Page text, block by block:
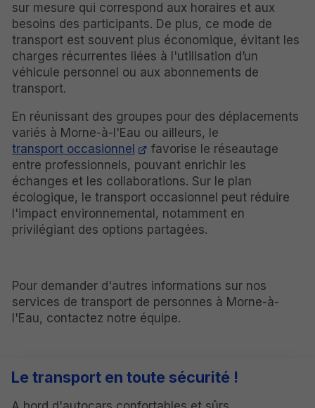
sur mesure qui correspond aux horaires et aux
besoins des participants. De plus, ce mode de
transport est souvent plus économique, évitant les
charges récurrentes liées à l'utilisation d’un
véhicule personnel ou aux abonnements de
transport.
En réunissant des groupes pour des déplacements
variés à Morne-à-l'Eau ou ailleurs, le
transport occasionnel
favorise le réseautage
entre professionnels, pouvant enrichir les
échanges et les collaborations. Sur le plan
écologique, le transport occasionnel peut réduire
l'impact environnemental, notamment en
privilégiant des options partagées.
Pour demander d'autres informations sur nos
services de transport de personnes à Morne-à-
l'Eau, contactez notre équipe.
Le transport en toute sécurité !